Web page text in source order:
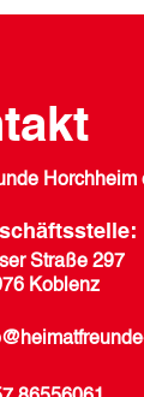
Horchheim
Straße 297
Koblenz